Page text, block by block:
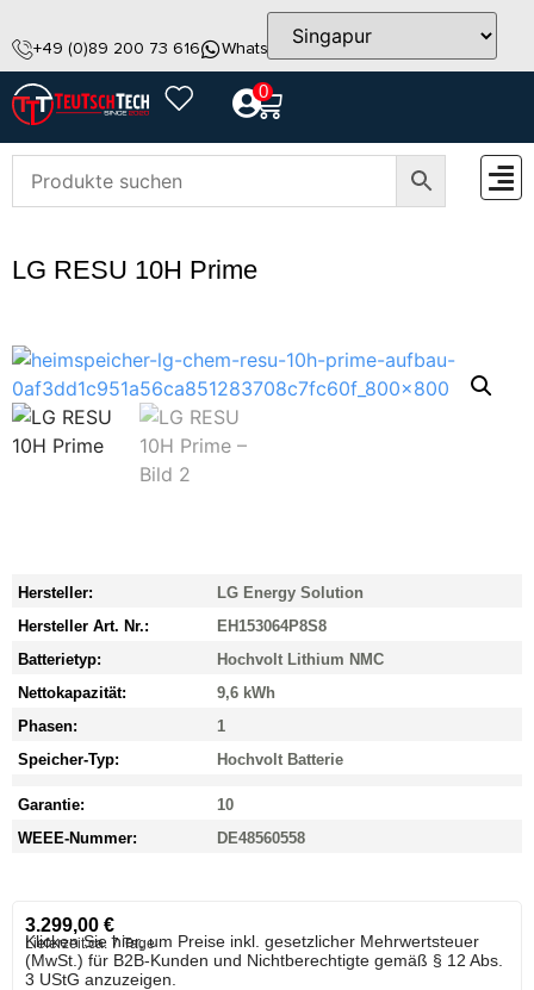
+49 (0)89 200 73 616 WhatsApp info@teutschtech.com
0
LG RESU 10H Prime
Hersteller:
LG Energy Solution
Hersteller Art. Nr.:
EH153064P8S8
Batterietyp:
Hochvolt Lithium NMC
Nettokapazität:
9,6 kWh
Phasen:
1
Speicher-Typ:
Hochvolt Batterie
Garantie:
10
WEEE-Nummer:
DE48560558
3.299,00 €
Lieferzeit:ca. 7 Tage
Klicken Sie hier, um Preise inkl. gesetzlicher Mehrwertsteuer
(MwSt.) für B2B-Kunden und Nichtberechtigte gemäß § 12 Abs.
3 UStG anzuzeigen.